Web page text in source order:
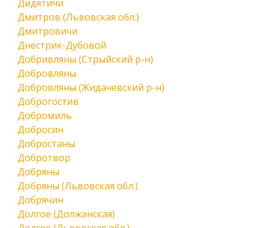
Дидятичи
Дмитров (Львовская обл.)
Дмитровичи
Днестрик-Дубовой
Добривляны (Стрыйский р-н)
Добровляны
Добровляны (Жидачевский р-н)
Доброгостив
Добромиль
Добросин
Добростаны
Добротвор
Добряны
Добряны (Львовская обл.)
Добрячин
Долгое (Должанская)